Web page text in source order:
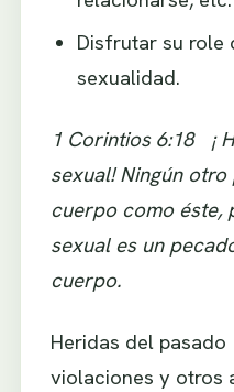
Disfrutar su role
sexualidad.
1 Corintios 6:18 ¡
sexual! Ningún
cuerpo como éste,
sexual es un
cuerpo.
Heridas del
violaciones y otros